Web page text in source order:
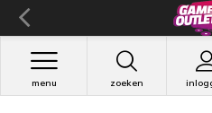
zoeken
menu